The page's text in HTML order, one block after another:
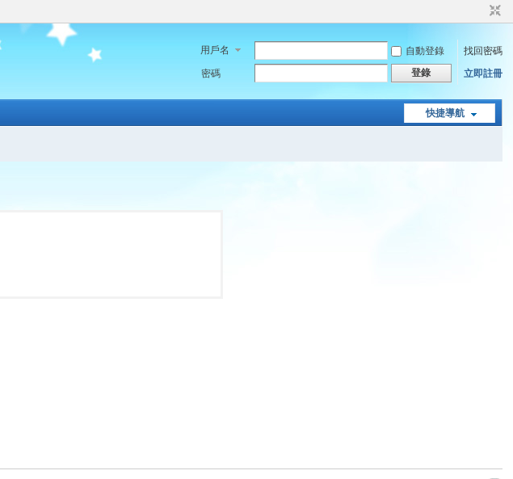
用戶名 自動登錄
找回密碼
密碼
登錄 立即註冊
快捷導航